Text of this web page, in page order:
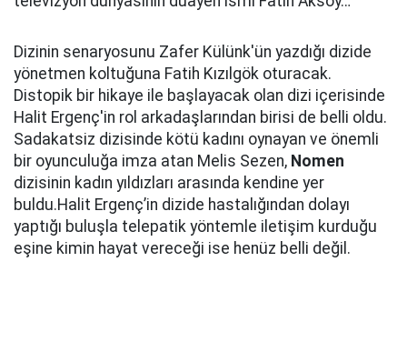
Dizinin senaryosunu Zafer Külünk'ün yazdığı dizide
yönetmen koltuğuna Fatih Kızılgök oturacak.
Distopik bir hikaye ile başlayacak olan dizi içerisinde
Halit Ergenç'in rol arkadaşlarından birisi de belli oldu.
Sadakatsiz dizisinde kötü kadını oynayan ve önemli
bir oyunculuğa imza atan Melis Sezen, Nomen
dizisinin kadın yıldızları arasında kendine yer
buldu.Halit Ergenç’in dizide hastalığından dolayı
yaptığı buluşla telepatik yöntemle iletişim kurduğu
eşine kimin hayat vereceği ise henüz belli değil.